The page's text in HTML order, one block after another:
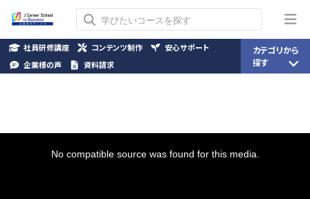
No compatible source was found for this media.
社員研修講座 コンテンツ制作
安心サポート
企業様の声
資料請求
カテゴリから
探す